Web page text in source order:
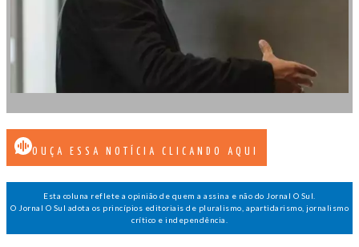
OUÇA ESSA NOTÍCIA CLICANDO AQUI
Esta coluna reflete a opinião de quem a assina e não do Jornal O Sul.
O Jornal O Sul adota os princípios editoriais de pluralismo, apartidarismo, jornalismo
crítico e independência.